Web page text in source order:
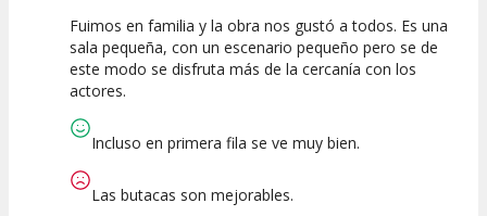
7.5
Calidad del
Espectáculo
7.5
Puesta en
7.5
Interpretación
Fuimos en familia y la obra nos gustó a todos. Es una
sala pequeña, con un escenario pequeño pero se de
este modo se disfruta más de la cercanía con los
actores.
Incluso en primera fila se ve muy bien.
Las butacas son mejorables.